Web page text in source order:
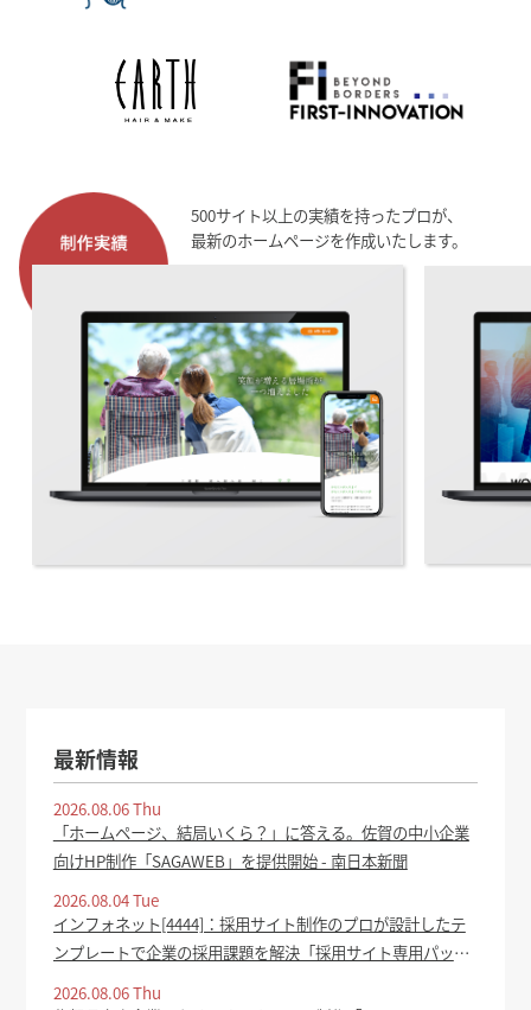
500サイト以上の実績を持ったプロが、
最新のホームページを作成いたします。
最新情報
2026.08.06 Thu
「ホームページ、結局いくら？」に答える。佐賀の中小企業
向けHP制作「SAGAWEB」を提供開始 - 南日本新聞
2026.08.04 Tue
インフォネット[4444]：採用サイト制作のプロが設計したテ
ンプレートで企業の採用課題を解決「採用サイト専用パッケ
ージ」をリリース 2026年8月4日(適時開示) ：日経会社情報
2026.08.06 Thu